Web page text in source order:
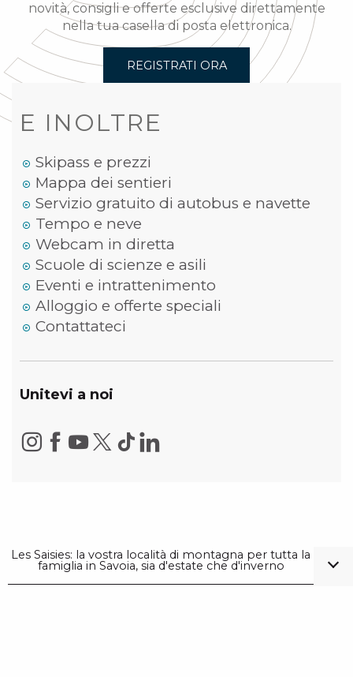
novità, consigli e offerte esclusive direttamente
nella tua casella di posta elettronica.
REGISTRATI ORA
E INOLTRE
Skipass e prezzi
Mappa dei sentieri
Servizio gratuito di autobus e navette
Tempo e neve
Webcam in diretta
Scuole di scienze e asili
Eventi e intrattenimento
Alloggio e offerte speciali
Contattateci
Unitevi a noi
Les Saisies: la vostra località di montagna per tutta la
famiglia in Savoia, sia d'estate che d'inverno